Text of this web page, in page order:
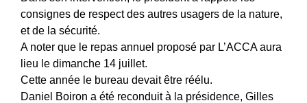
consignes de respect des autres usagers de la nature,
et de la sécurité.
A noter que le repas annuel proposé par L’ACCA aura
lieu le dimanche 14 juillet.
Cette année le bureau devait être réélu.
Daniel Boiron a été reconduit à la présidence, Gilles